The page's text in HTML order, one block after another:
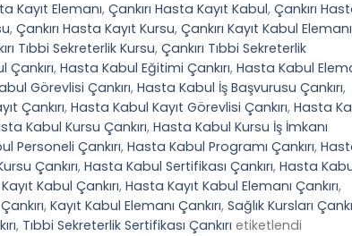
Kayıt Elemanı, Çankırı Hasta Kayıt Kabul, Çankırı
, Çankırı Hasta Kayıt Kursu, Çankırı Kayıt Kabul Elemanı
Tıbbi Sekreterlik Kursu, Çankırı Tıbbi Sekreterlik
, Hasta Kabul Eğitimi Çankırı, Hasta Kabul
Görevlisi Çankırı, Hasta Kabul İş Başvurusu Çankırı,
Çankırı, Hasta Kabul Kayıt Görevlisi Çankırı, Hasta
Kabul Kursu Çankırı, Hasta Kabul Kursu İş İmkanı
Personeli Çankırı, Hasta Kabul Programı Çankırı,
Çankırı, Hasta Kabul Sertifikası Çankırı, Hasta
Kabul Çankırı, Hasta Kayıt Kabul Elemanı Çankırı,
, Kayıt Kabul Elemanı Çankırı, Sağlık Kursları
, Tıbbi Sekreterlik Sertifikası Çankırı etiketlendi